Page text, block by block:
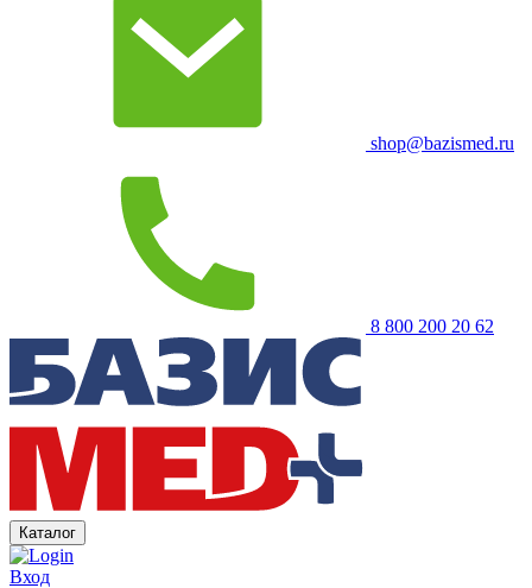
shop@bazismed.ru
8 800 200 20 62
Каталог
Вход